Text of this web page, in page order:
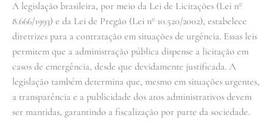
A legislação brasileira, por meio da Lei de Licitações (Lei nº
8.666/1993) e da Lei de Pregão (Lei nº 10.520/2002), estabelece
diretrizes para a contratação em situações de urgência. Essas leis
permitem que a administração pública dispense a licitação em
casos de emergência, desde que devidamente justificada. A
legislação também determina que, mesmo em situações urgentes,
a transparência e a publicidade dos atos administrativos devem
ser mantidas, garantindo a fiscalização por parte da sociedade.